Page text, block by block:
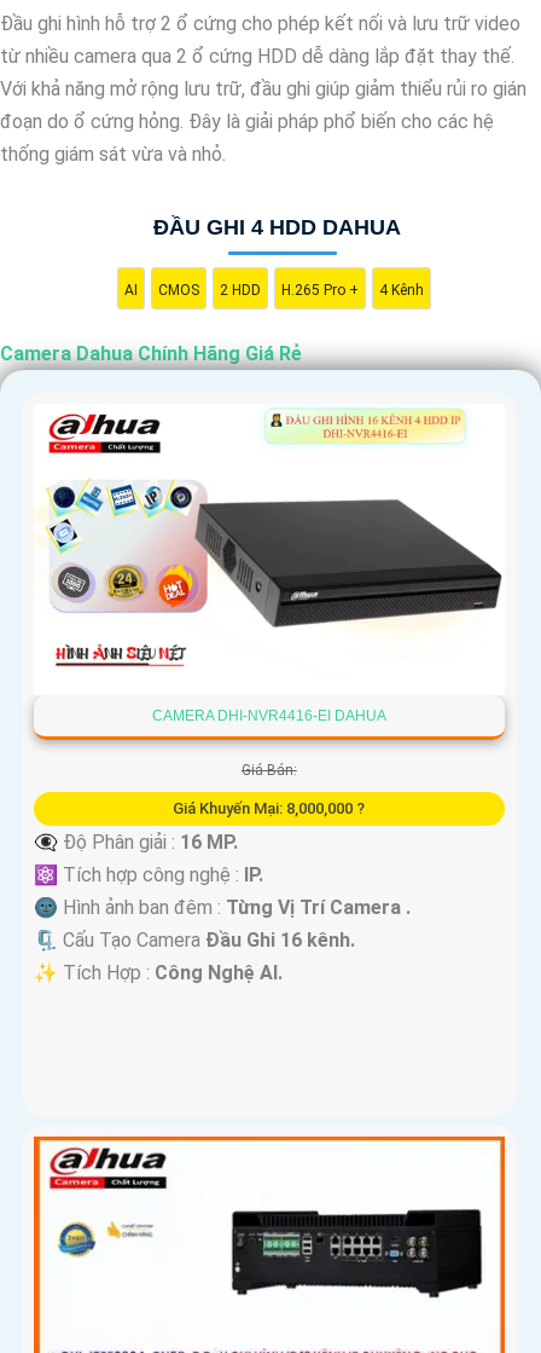
trội của Camera Dahua chính hãng với mức giá vô cùng hấp dẫn."
Đầu ghi hình hỗ trợ 2 ổ cứng cho phép kết nối và lưu trữ video
từ nhiều camera qua 2 ổ cứng HDD dễ dàng lắp đặt thay thế.
Với khả năng mở rộng lưu trữ, đầu ghi giúp giảm thiểu rủi ro gián
đoạn do ổ cứng hỏng. Đây là giải pháp phổ biến cho các hệ
thống giám sát vừa và nhỏ.
ĐẦU GHI 4 HDD DAHUA
AI CMOS 2 HDD H.265 Pro + 4 Kênh
Camera Dahua Chính Hãng Giá Rẻ
CAMERA DHI-NVR4416-EI DAHUA
Giá Bán:
Giá Khuyến Mại: 8,000,000 ?
👁️‍🗨 Độ Phân giải : 16 MP.
⚛️ Tích hợp công nghệ :
IP.
🌚 Hình ảnh ban đêm : Từng Vị Trí Camera .
🗜️ Cấu Tạo Camera Đầu Ghi 16 kênh.
️✨ Tích Hợp : Công Nghệ AI.